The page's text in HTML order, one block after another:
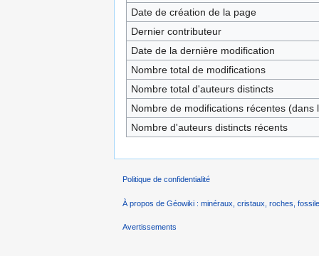
Date de création de la page
Dernier contributeur
Date de la dernière modification
Nombre total de modifications
Nombre total d'auteurs distincts
Nombre de modifications récentes (dans
Nombre d'auteurs distincts récents
Politique de confidentialité
À propos de Géowiki : minéraux, cristaux, roches,
Avertissements